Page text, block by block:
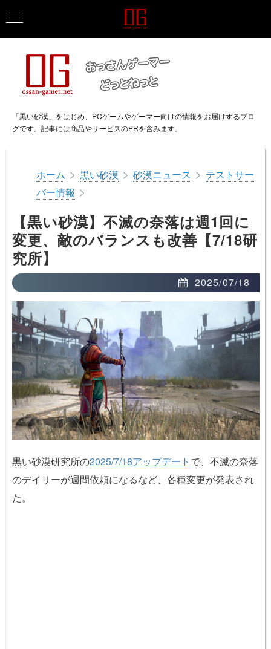
「黒い砂漠」をはじめ、PCゲームやゲーマー向けの情報をお届けするブロ
グです。記事には商品やサービスのPRを含みます。
ホーム > 黒い砂漠 > 砂漠ニュース > テストサー
バー情報 >
【黒い砂漠】不滅の奈落は週1回に
変更、敵のバランスも改善【7/18研
究所】
2025/07/18
黒い砂漠研究所の2025/7/18アップデート で、不滅の奈落
のデイリーが週間依頼になるなど、各種変更が発表され
た。